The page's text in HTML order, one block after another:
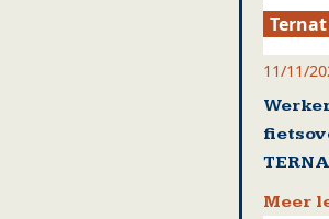
Ternat
11/11/
Meer